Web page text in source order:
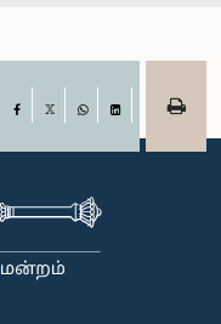
Facebook